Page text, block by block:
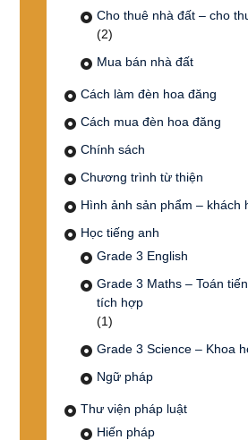
Cho thuê nhà đất – cho
(2)
Mua bán nhà đất
Cách làm đèn hoa đăng
Cách mua đèn hoa đăng
Chính sách
Chương trình từ thiện
Hình ảnh sản phẩm – khách
Học tiếng anh
Grade 3 English
Grade 3 Maths – Toán
tích hợp
(1)
Grade 3 Science – Khoa
Ngữ pháp
Thư viện pháp luật
Hiến pháp